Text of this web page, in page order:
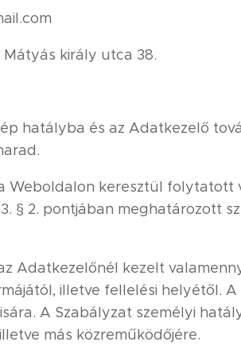
király utca 38.
hatályba és az Adatkezelő
Weboldalon keresztül folytatott
§ 2. pontjában meghatározott
Adatkezelőnél kezelt
illetve fellelési helyétől. A
A Szabályzat személyi
más közreműködőjére.